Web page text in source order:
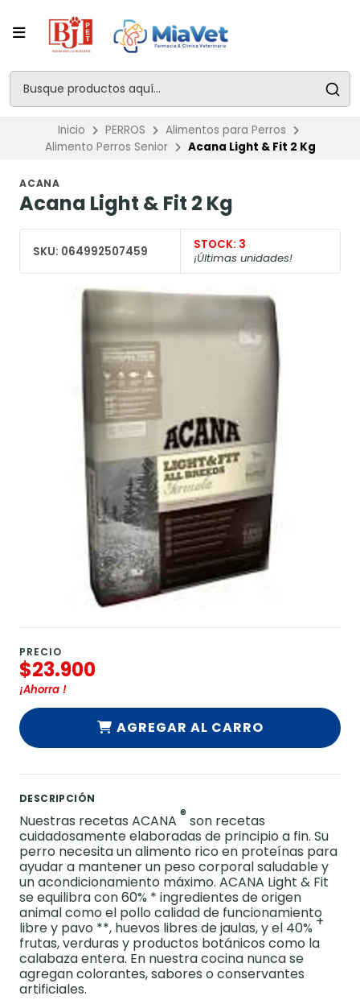
Inicio PERROS
Alimentos para Perros
Alimento Perros Senior
Acana Light & Fit 2 Kg
ACANA
Acana Light & Fit 2 Kg
SKU: 064992507459 STOCK: 3
¡Últimas unidades!
PRECIO
$23.900
¡Ahorra !
AGREGAR AL CARRO
DESCRIPCIÓN
Nuestras recetas ACANA ® son recetas
cuidadosamente elaboradas de principio a fin. Su
perro necesita un alimento rico en proteínas para
ayudar a mantener un peso corporal saludable y
un acondicionamiento máximo. ACANA Light & Fit
se equilibra con 60% * ingredientes de origen
animal como el pollo calidad de funcionamiento
libre y pavo **, huevos libres de jaulas, y el 40% +
frutas, verduras y productos botánicos como la
calabaza entera. En nuestra cocina nunca se
agregan colorantes, sabores o conservantes
artificiales.